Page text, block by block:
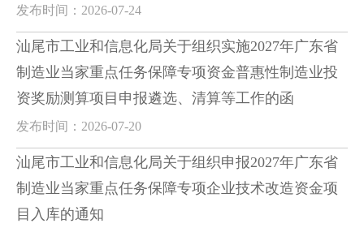
发布时间：2026-07-24
汕尾市工业和信息化局关于组织实施2027年广东省
制造业当家重点任务保障专项资金普惠性制造业投
资奖励测算项目申报遴选、清算等工作的函
发布时间：2026-07-20
汕尾市工业和信息化局关于组织申报2027年广东省
制造业当家重点任务保障专项企业技术改造资金项
目入库的通知